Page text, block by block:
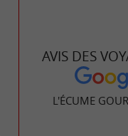
AVIS DES
L'ÉCUME